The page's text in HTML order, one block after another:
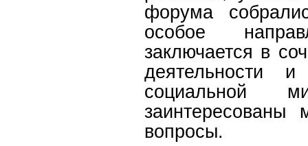
форума
особое
заключается в
деятельности
социальной
заинтересованы
вопросы.